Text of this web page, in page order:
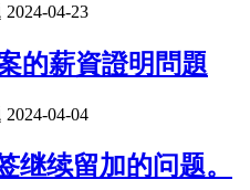
2024-04-23
的薪資證明問題
2024-04-04
继续留加的问题。